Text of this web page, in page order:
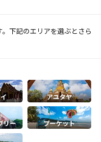
下記のエリアを選ぶとさら
アユタヤ
リー プーケット